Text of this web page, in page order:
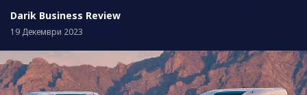
Darik Business Review
19 Декември 2023